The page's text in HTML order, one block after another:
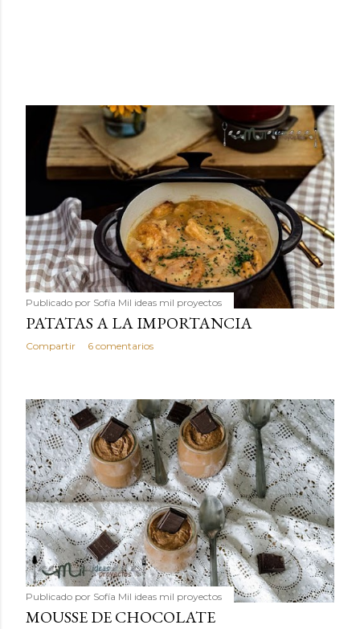
Publicado por Sofía Mil ideas mil proyectos
PATATAS A LA IMPORTANCIA
Compartir 6 comentarios
Publicado por Sofía Mil ideas mil proyectos
MOUSSE DE CHOCOLATE